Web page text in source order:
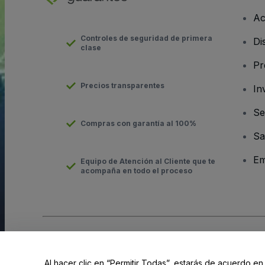
Controles de seguridad de primera
clase
Precios transparentes
Compras con garantía al 100%
Equipo de Atención al Cliente que te
acompaña en todo el proceso
Al hacer clic en “Permitir Todas”, estarás de acuerdo